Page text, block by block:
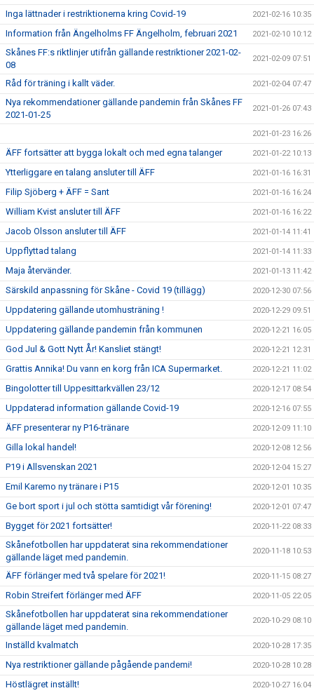
Inga lättnader i restriktionerna kring Covid-19 2021-02-16 10:35
Information från Ängelholms FF Ängelholm, februari 2021 2021-02-10 10:12
Skånes FF:s riktlinjer utifrån gällande restriktioner 2021-02-
08
2021-02-09 07:51
Råd för träning i kallt väder. 2021-02-04 07:47
Nya rekommendationer gällande pandemin från Skånes FF
2021-01-25
2021-01-26 07:43
2021-01-23 16:26
ÄFF fortsätter att bygga lokalt och med egna talanger 2021-01-22 10:13
Ytterliggare en talang ansluter till ÄFF 2021-01-16 16:31
Filip Sjöberg + ÄFF = Sant 2021-01-16 16:24
William Kvist ansluter till ÄFF 2021-01-16 16:22
Jacob Olsson ansluter till ÄFF 2021-01-14 11:41
Uppflyttad talang 2021-01-14 11:33
Maja återvänder. 2021-01-13 11:42
Särskild anpassning för Skåne - Covid 19 (tillägg) 2020-12-30 07:56
Uppdatering gällande utomhusträning ! 2020-12-29 09:51
Uppdatering gällande pandemin från kommunen 2020-12-21 16:05
God Jul & Gott Nytt År! Kansliet stängt! 2020-12-21 12:31
Grattis Annika! Du vann en korg från ICA Supermarket. 2020-12-21 11:02
Bingolotter till Uppesittarkvällen 23/12 2020-12-17 08:54
Uppdaterad information gällande Covid-19 2020-12-16 07:55
ÄFF presenterar ny P16-tränare 2020-12-09 11:10
Gilla lokal handel! 2020-12-08 12:56
P19 i Allsvenskan 2021 2020-12-04 15:27
Emil Karemo ny tränare i P15 2020-12-01 10:35
Ge bort sport i jul och stötta samtidigt vår förening! 2020-12-01 07:47
Bygget för 2021 fortsätter! 2020-11-22 08:33
Skånefotbollen har uppdaterat sina rekommendationer
gällande läget med pandemin.
2020-11-18 10:53
ÄFF förlänger med två spelare för 2021! 2020-11-15 08:27
Robin Streifert förlänger med ÄFF 2020-11-05 22:05
Skånefotbollen har uppdaterat sina rekommendationer
gällande läget med pandemin.
2020-10-29 08:10
Inställd kvalmatch 2020-10-28 17:35
Nya restriktioner gällande pågående pandemi! 2020-10-28 10:28
Höstlägret inställt! 2020-10-27 16:04